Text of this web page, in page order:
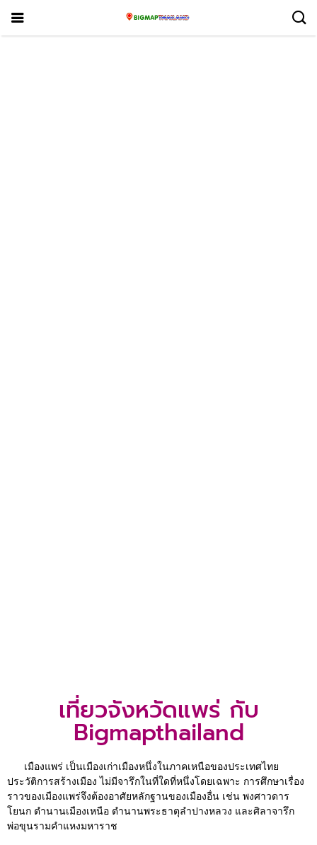
เที่ยวจังหวัดแพร่ กับ
Bigmapthailand
เมืองแพร่ เป็นเมืองเก่าเมืองหนึ่งในภาคเหนือของประเทศไทย
ประวัติการสร้างเมือง ไม่มีจารึกในที่ใดที่หนึ่งโดยเฉพาะ การศึกษาเรื่อง
ราวของเมืองแพร่จึงต้องอาศัยหลักฐานของเมืองอื่น เช่น พงศาวดาร
โยนก ตำนานเมืองเหนือ ตำนานพระธาตุลำปางหลวง และศิลาจารึก
พ่อขุนรามคำแหงมหาราช